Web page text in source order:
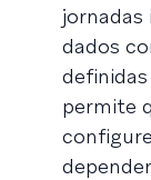
dados
permite